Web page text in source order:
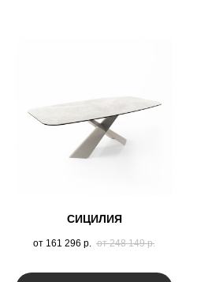
СИЦИЛИЯ
от 161 296 р. от 248 149 р.